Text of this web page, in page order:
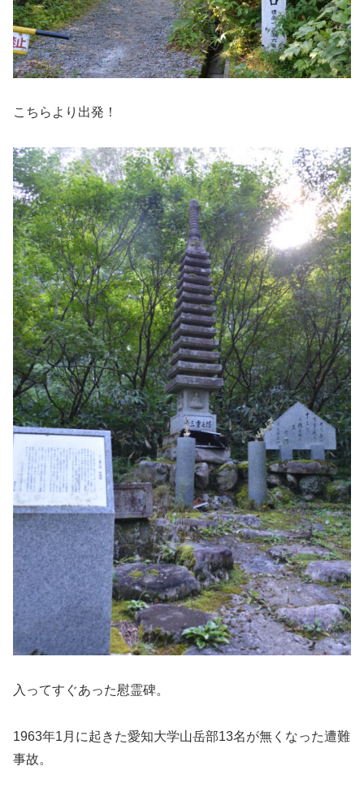
こちらより出発！
入ってすぐあった慰霊碑。
1963年1月に起きた愛知大学山岳部13名が無くなった遭難
事故。